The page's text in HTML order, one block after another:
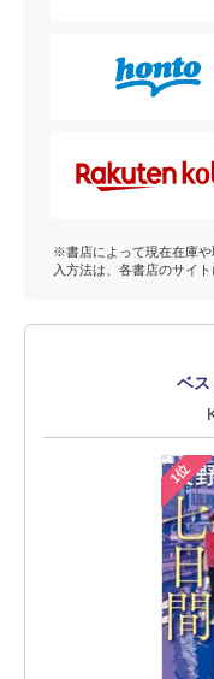
※書店によって現在在庫
入方法は、各書店のサイト
ベス
1位